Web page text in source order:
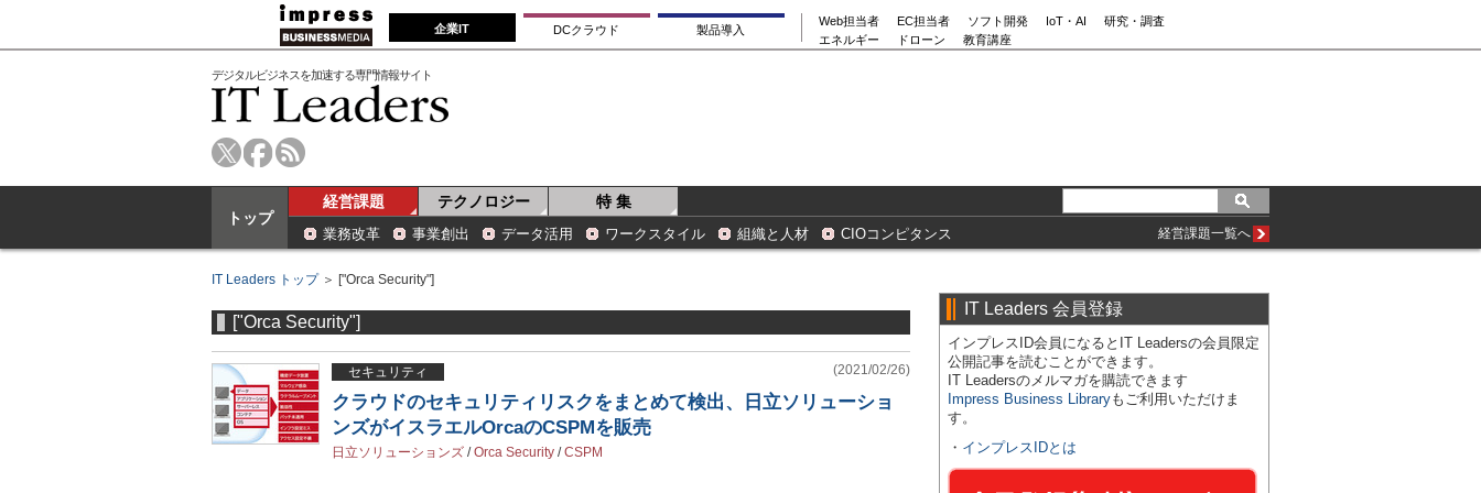
企業IT DCクラウド 製品導入
Web担当者 EC担当者 ソフト開発 IoT・AI
研究・調査
エネルギー
ドローン 教育講座
デジタルビジネスを加速する専門情報サイト
トップ
経営課題 テクノロジー 特 集
業務改革 事業創出 データ活用 ワークスタイル 組織と人材 CIOコンピタンス 経営課題一覧へ
IT Leaders トップ＞ ["Orca Security"]
["Orca Security"]
セキュリティ (2021/02/26)
クラウドのセキュリティリスクをまとめて検出、日立ソリューショ
ンズがイスラエルOrcaのCSPMを販売
日立ソリューションズ /Orca Security /CSPM
IT Leaders 会員登録
インプレスID会員になるとIT Leadersの会員限定
公開記事を読むことができます。
IT Leadersのメルマガを購読できます
Impress Business Libraryもご利用いただけま
す。
・ インプレスIDとは